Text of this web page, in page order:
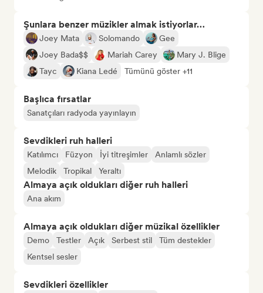
Şunlara benzer müzikler almak istiyorlar…
Joey Mata Solomando
Gee
Joey Bada$$
Mariah Carey
Mary J. Blige
Tayc
Kiana Ledé Tümünü göster +11
Başlıca fırsatlar
Sanatçıları radyoda yayınlayın
Sevdikleri ruh halleri
Katılımcı Füzyon İyi titreşimler
Anlamlı sözler
Melodik
Tropikal Yeraltı
Almaya açık oldukları diğer ruh halleri
Ana akım
Almaya açık oldukları diğer müzikal özellikler
Demo Testler Açık Serbest stil
Tüm destekler
Kentsel sesler
Sevdikleri özellikler